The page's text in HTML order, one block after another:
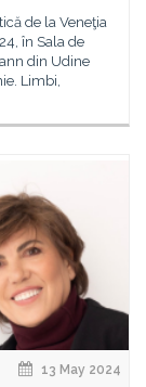
de la Veneţia
în Sala de
din Udine
Limbi,
13 May 2024